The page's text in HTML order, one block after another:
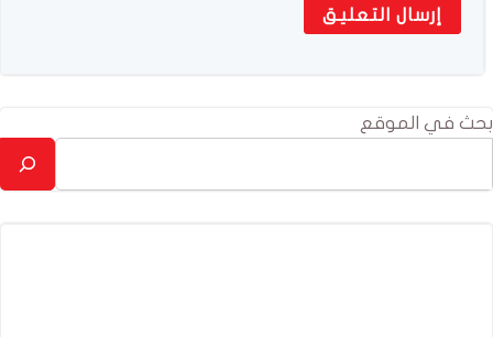
بحث في الموقع